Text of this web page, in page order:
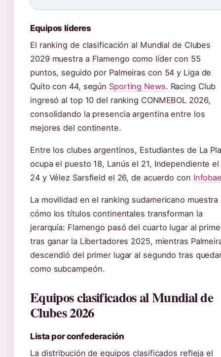
Equipos líderes
El ranking de clasificación al Mundial de Clubes
2029 muestra a Flamengo como líder con 55
puntos, seguido por Palmeiras con 54 y Liga de
Quito con 44, según Sporting News. Racing Club
ingresó al top 10 del ranking CONMEBOL 2026,
consolidando la presencia argentina entre los
mejores del continente.
Entre los clubes argentinos, Estudiantes de La
ocupa el puesto 18, Lanús el 21, Independiente el
24 y Vélez Sarsfield el 26, de acuerdo con
La movilidad en el ranking sudamericano muestra
cómo los títulos continentales transforman la
jerarquía: Flamengo pasó del cuarto lugar al
tras ganar la Libertadores 2025, mientras
descendió del primer lugar al segundo tras
como subcampeón.
Equipos clasificados al Mundial de
Clubes 2026
Lista por confederación
La distribución de equipos clasificados refleja el